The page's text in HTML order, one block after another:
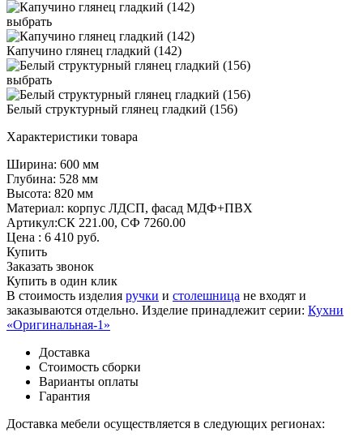
выбрать
Капучино глянец гладкий (142)
выбрать
Белый структурный глянец гладкий (156)
Характеристики товара
Ширина: 600 мм
Глубина: 528 мм
Высота: 820 мм
Материал: корпус ЛДСП, фасад МДФ+ПВХ
Артикул:СК 221.00, СФ 7260.00
Цена : 6 410 руб.
Купить
Заказать звонок
Купить в один клик
В стоимость изделия ручки и столешница не входят и
заказываются отдельно. Изделие принадлежит серии: Кухни
«Оригинальная-1»
Доставка
Стоимость сборки
Варианты оплаты
Гарантия
Доставка мебели осуществляется в следующих регионах: